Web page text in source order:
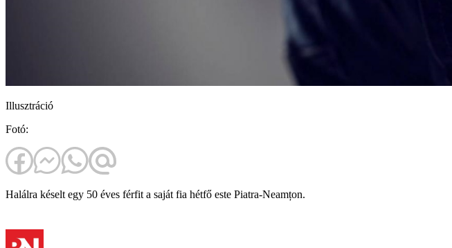
Illusztráció
Fotó:
Halálra késelt egy 50 éves férfit a saját fia hétfő este Piatra-Neamțon.